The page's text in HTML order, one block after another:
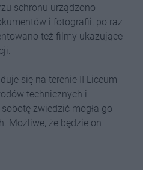
schronu urządzono
i fotografii, po raz
też filmy ukazujące
się na terenie II Liceum
technicznych i
zwiedzić mogła go
Możliwe, że będzie on